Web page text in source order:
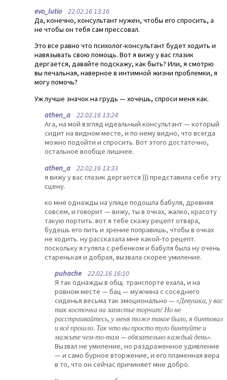
evo_lutio22.02.16 13:16
Да, конечно, консультант нужен, чтобы его спросить, а
не чтобы он тебя сам прессовал.
Это все равно что психолог-консультант будет ходить и
навязывать свою помощь. Вот я вижу у вас глазик
дергается, давайте подскажу, как быть? Или, я смотрю
вы печальная, наверное в интимной жизни проблемки, я
могу помочь?
Уж лучше значок на грудь — хочешь, спроси меня как.
athen_a 22.02.16 13:24
Ага, на мой взгляд идеальный консультант — который
сидит на видном месте, и по нему видно, что всегда
можно подойти и спросить. Вот этого достаточно,
остальное вообще лишнее.
athen_a 22.02.16 13:33
я вижу у вас глазик дергается ))) представила себе эту
сцену.
ко мне однажды на улице подошла бабуля, древняя
совсем, и говорит — вижу, ты в очках, жалко, красоту
такую портить. вот я тебе скажу рецепт отвара,
будешь его пить и зрение поправишь, чтобы в очках
не ходить. ну рассказала мне какой-то рецепт.
поскольку я гуляла с ребенком и бабуля была ну очень
старенькая и добрая, вызвала скорее умиление.
puhache 22.02.16 16:10
Я так однажды в общ. транспорте ехала, и на
ровном месте — бац — мужчина с соседнего
сиденья весьма так эмоционально — «Девушка, у вас
так косточка на запястье торчит! Но не
расстраивайтесь, у меня тоже такое было, я бинтовал
и всё прошло. Так что вы просто туго бинтуйте и
мажьте чем-то-там — обязательно каждый день».
Вызвал не умиление, но раздраженное удивление
— и само бурное вторжение, и его пламенная вера
в то, что он сейчас причиняет мне добро.